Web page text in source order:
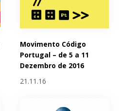
Movimento Código
Portugal – de 5 a 11
Dezembro de 2016
21.11.16